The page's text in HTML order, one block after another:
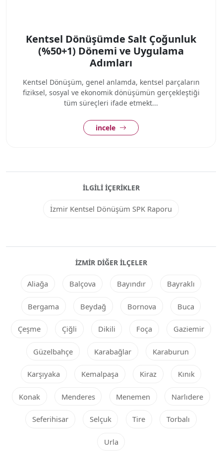
Kentsel Dönüşümde Salt Çoğunluk
(%50+1) Dönemi ve Uygulama
Adımları
Kentsel Dönüşüm, genel anlamda, kentsel parçaların
fiziksel, sosyal ve ekonomik dönüşümün gerçekleştiği
tüm süreçleri ifade etmekt...
incele
İLGILI İÇERIKLER
İzmir Kentsel Dönüşüm SPK Raporu
İZMIR DIĞER ILÇELER
Aliağa Balçova Bayındır Bayraklı
Bergama Beydağ Bornova Buca
Çeşme Çiğli Dikili Foça Gaziemir
Güzelbahçe Karabağlar Karaburun
Karşıyaka Kemalpaşa Kiraz Kınık
Konak Menderes Menemen Narlıdere
Seferihisar Selçuk Tire Torbalı
Urla